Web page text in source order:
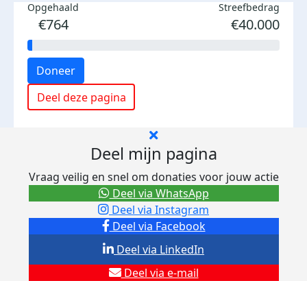
Opgehaald
€764
Streefbedrag
€40.000
Doneer
Deel deze pagina
Deel mijn pagina
Vraag veilig en snel om donaties voor jouw actie
Deel via Facebook
Deel via Instagram
Deel via e-mail
Deel via LinkedIn
Deel via WhatsApp